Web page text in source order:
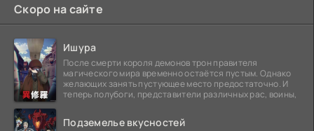
Скоро на сайте
Ишура
После смерти короля демонов трон правителя
магического мира временно остаётся пустым. Однако
желающих занять пустующее место предостаточно. И
теперь полубоги, представители различных рас, воины,
Подземелье вкусностей